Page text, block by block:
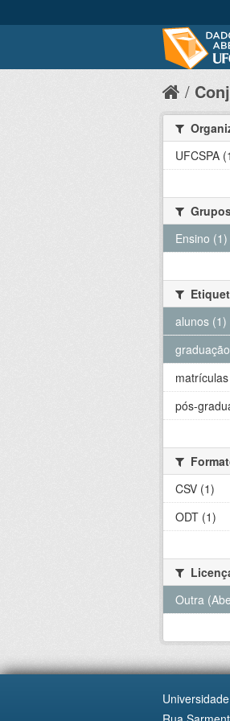
UFCSPA
Ensino (1)
alunos (1)
pós-
CSV (1)
ODT (1)
Outra